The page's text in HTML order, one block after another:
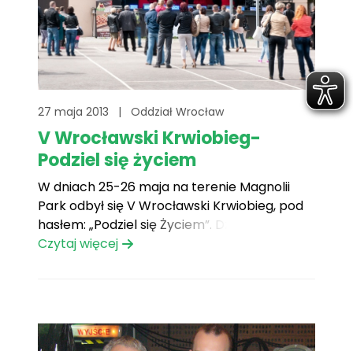
27 maja 2013 | Oddział Wrocław
V Wrocławski Krwiobieg-
Podziel się życiem
W dniach 25-26 maja na terenie Magnolii
Park odbył się V Wrocławski Krwiobieg, pod
hasłem: „Podziel się Życiem”. Dziękujemy
wszystkim krwiodawcom za bardzo wysoką
samym zebraliśmy 83,25 litry krwi!
Dziękujemy serdecznie![...]
Czytaj więcej